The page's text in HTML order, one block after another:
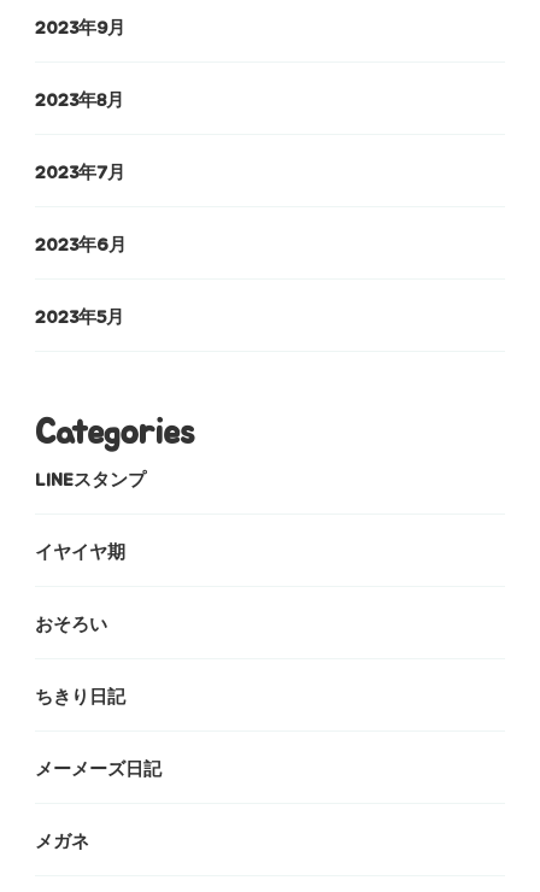
2023年9月
2023年8月
2023年7月
2023年6月
2023年5月
Categories
LINEスタンプ
イヤイヤ期
おそろい
ちきり日記
メーメーズ日記
メガネ